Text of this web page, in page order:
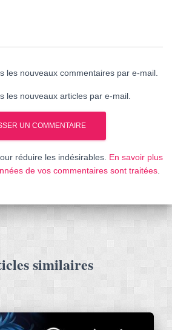
les nouveaux commentaires par e-mail.
les nouveaux articles par e-mail.
réduire les indésirables. En savoir plus
de vos commentaires sont traitées
similaires